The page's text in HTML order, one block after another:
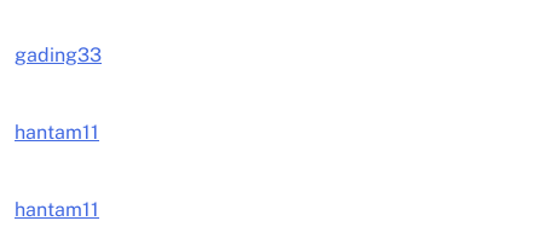
gading33
hantam11
hantam11